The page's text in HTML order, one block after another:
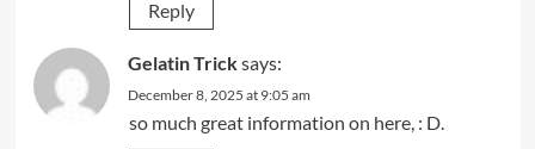
Reply
Gelatin Tricksays:
December 8, 2025 at 9:05 am
so much great information on here, : D.